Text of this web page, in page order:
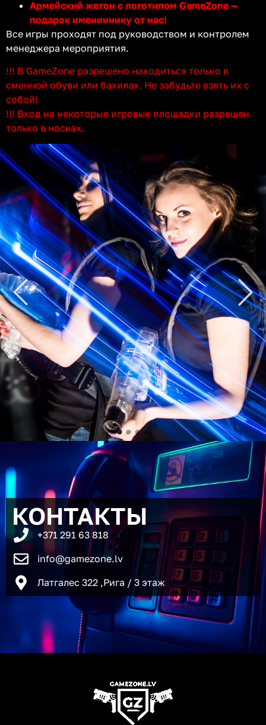
Армейский жетон с логотипом GameZone —
подарок имениннику от нас!
Все игры проходят под руководством и контролем
менеджера мероприятия.
!!! В GameZone разрешено находиться только в
сменной обуви или бахилах. Не забудьте взять их с
собой!
!!! Вход на некоторые игровые площадки разрешен
только в носках.
КОНТАКТЫ
+371 291 63 818
info@gamezone.lv
Латгалес 322 ,Рига / 3 этаж